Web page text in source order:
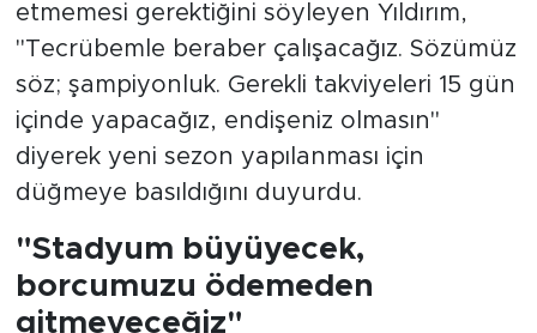
etmemesi gerektiğini söyleyen Yıldırım,
"Tecrübemle beraber çalışacağız. Sözümüz
söz; şampiyonluk. Gerekli takviyeleri 15 gün
içinde yapacağız, endişeniz olmasın"
diyerek yeni sezon yapılanması için
düğmeye basıldığını duyurdu.
"Stadyum büyüyecek,
borcumuzu ödemeden
gitmeyeceğiz"